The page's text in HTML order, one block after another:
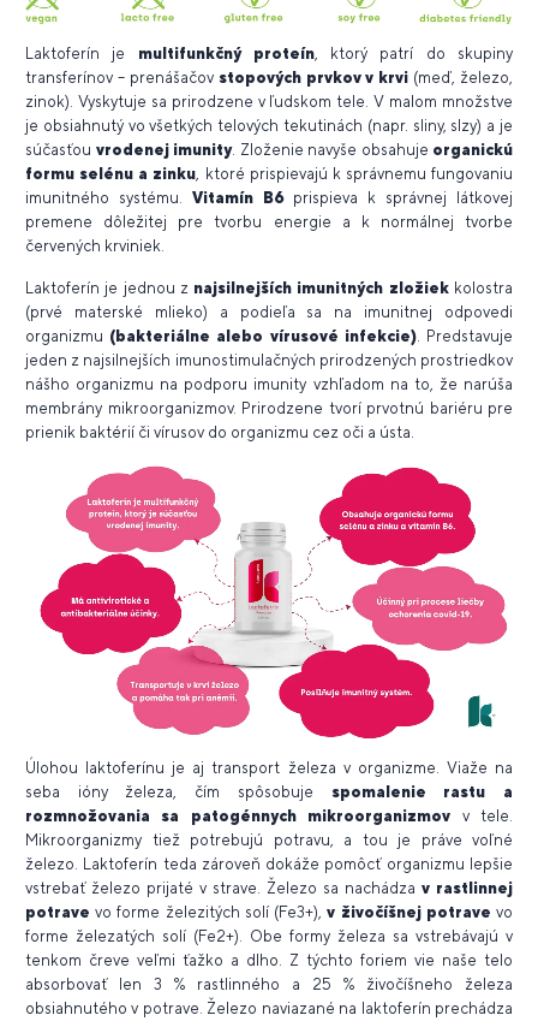
Laktoferín je multifunkčný proteín, ktorý patrí do skupiny
transferínov – prenášačov stopových prvkov v krvi (meď, železo,
zinok). Vyskytuje sa prirodzene v ľudskom tele. V malom množstve
je obsiahnutý vo všetkých telových tekutinách (napr. sliny, slzy) a je
súčasťou vrodenej imunity. Zloženie navyše obsahuje organickú
formu selénu a zinku, ktoré prispievajú k správnemu fungovaniu
imunitného systému. Vitamín B6prispieva k správnej látkovej
premene dôležitej pre tvorbu energie a k normálnej tvorbe
červených krviniek.
Laktoferín je jednou z najsilnejších imunitných zložiekkolostra
(prvé materské mlieko) a podieľa sa na imunitnej odpovedi
organizmu ( bakteriálne alebo vírusové infekcie). Predstavuje
jeden z najsilnejších imunostimulačných prirodzených prostriedkov
nášho organizmu na podporu imunity vzhľadom na to, že narúša
membrány mikroorganizmov. Prirodzene tvorí prvotnú bariéru pre
prienik baktérií či vírusov do organizmu cez oči a ústa.
Úlohou laktoferínu je aj transport železa v organizme. Viaže na
seba ióny železa, čím spôsobuje spomalenie rastu a
rozmnožovania sa patogénnych mikroorganizmov v tele.
Mikroorganizmy tiež potrebujú potravu, a tou je práve voľné
železo. Laktoferín teda zároveň dokáže pomôcť organizmu lepšie
vstrebať železo prijaté v strave . Železo sa nachádza v rastlinnej
potrave vo forme železitých solí (Fe3+),v živočíšnej potrave vo
forme železatých solí (Fe2+). Obe formy železa sa vstrebávajú v
tenkom čreve veľmi ťažko a dlho. Z týchto foriem vie naše telo
absorbovať len 3 % rastlinného a 25 % živočíšneho železa
obsiahnutého v potrave. Železo naviazané na laktoferín prechádza